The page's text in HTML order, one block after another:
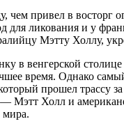
привел в
для ликования и у
Мэтту
в венгерской
время. Однако
прошел трассу за
Мэтт Холл и
мира.